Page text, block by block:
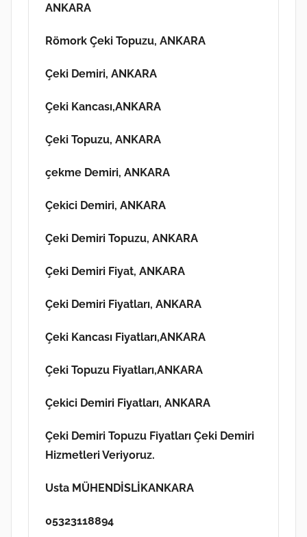
ANKARA
Römork Çeki Topuzu, ANKARA
Çeki Demiri, ANKARA
Çeki Kancası,ANKARA
Çeki Topuzu, ANKARA
çekme Demiri, ANKARA
Çekici Demiri, ANKARA
Çeki Demiri Topuzu, ANKARA
Çeki Demiri Fiyat, ANKARA
Çeki Demiri Fiyatları, ANKARA
Çeki Kancası Fiyatları,ANKARA
Çeki Topuzu Fiyatları,ANKARA
Çekici Demiri Fiyatları, ANKARA
Çeki Demiri Topuzu Fiyatları Çeki Demiri
Hizmetleri Veriyoruz.
Usta MÜHENDİSLİKANKARA
05323118894